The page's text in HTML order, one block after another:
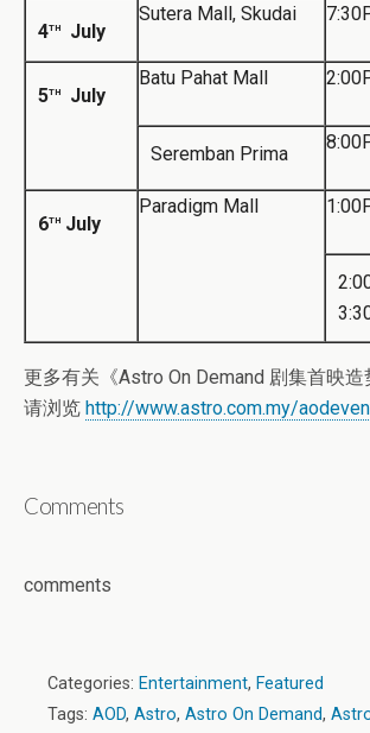
4th July
Sutera Mall, Skudai
5th July
Batu Pahat Mall
Seremban Prima
6th July
Paradigm Mall
更多有关《Astro On Demand 剧集首映造
请浏览 http://www.astro.com.my/
Comments
comments
Categories: Entertainment, Featured
Tags: AOD, Astro, Astro On Demand,